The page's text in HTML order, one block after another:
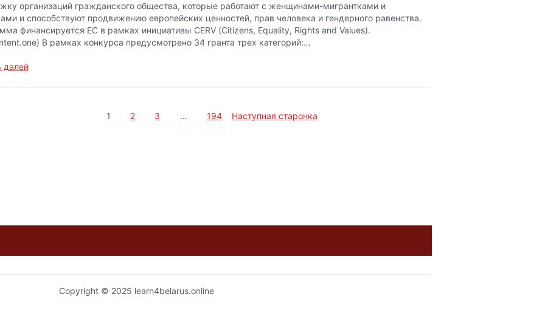
организаций гражданского общества, которые работают с женщинами-мигрантками и
и способствуют продвижению европейских ценностей, прав человека и гендерного равенства.
финансируется ЕС в рамках инициативы CERV (Citizens, Equality, Rights and Values).
В рамках конкурса предусмотрено 34 гранта трех категорий:…
далей
1 2 3 … 194 Наступная старонка
Copyright © 2025 learn4belarus.online